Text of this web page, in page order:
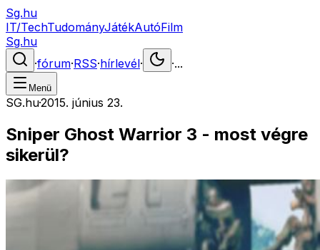
Sg.hu
IT/TechTudományJátékAutóFilm
Sg.hu
·fórum·RSS·hírlevél· ·...
Menü
SG.hu·2015. június 23.
Sniper Ghost Warrior 3 - most végre
sikerül?